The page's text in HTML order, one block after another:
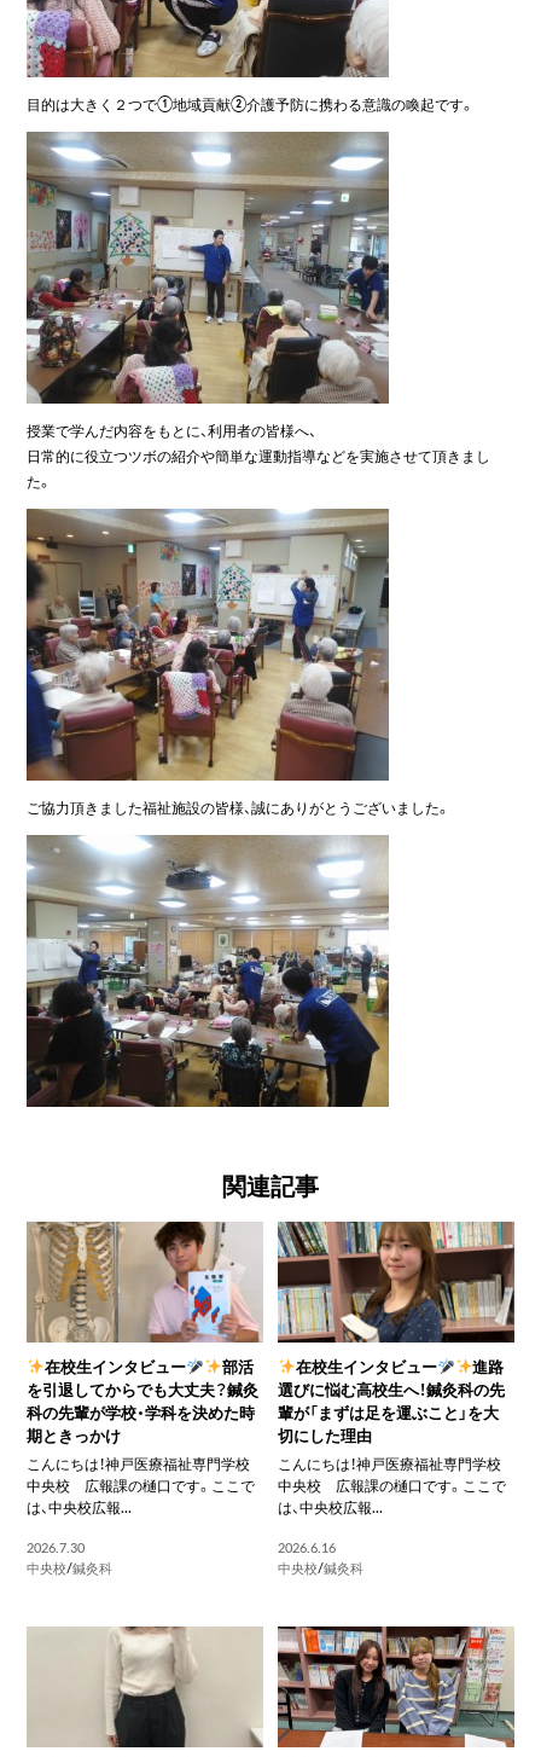
目的は大きく２つで①地域貢献②介護予防に携わる意識の喚起です。
授業で学んだ内容をもとに、利用者の皆様へ、
日常的に役立つツボの紹介や簡単な運動指導などを実施させて頂きまし
た。
ご協力頂きました福祉施設の皆様、誠にありがとうございました。
関連記事
在校生インタビュー
部活
を引退してからでも大丈夫？鍼灸
科の先輩が学校・学科を決めた時
期ときっかけ
こんにちは！神戸医療福祉専門学校
中央校 広報課の樋口です。ここで
は、中央校広報...
2026.7.30
中央校/鍼灸科
在校生インタビュー
進路
選びに悩む高校生へ！鍼灸科の先
輩が「まずは足を運ぶこと」を大
切にした理由
こんにちは！神戸医療福祉専門学校
中央校 広報課の樋口です。ここで
は、中央校広報...
2026.6.16
中央校/鍼灸科